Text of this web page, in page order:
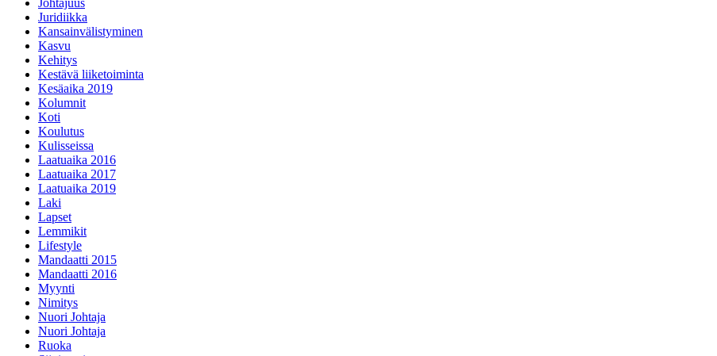
Johtajuus
Juridiikka
Kansainvälistyminen
Kasvu
Kehitys
Kestävä liiketoiminta
Kesäaika 2019
Kolumnit
Koti
Koulutus
Kulisseissa
Laatuaika 2016
Laatuaika 2017
Laatuaika 2019
Laki
Lapset
Lemmikit
Lifestyle
Mandaatti 2015
Mandaatti 2016
Myynti
Nimitys
Nuori Johtaja
Nuori Johtaja
Ruoka